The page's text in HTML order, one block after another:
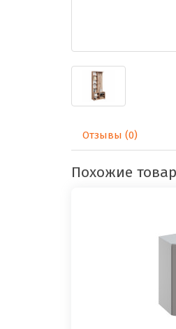
Отзывы (0)
Похожие